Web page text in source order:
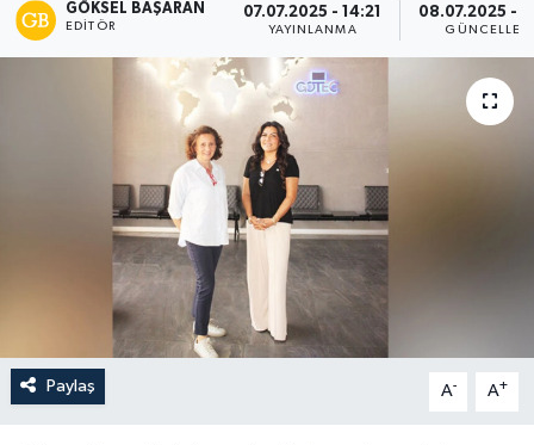
GÖKSEL BAŞARAN
EDITÖR
07.07.2025 - 14:21
YAYINLANMA
08.07.2025 -
Paylaş A- A+